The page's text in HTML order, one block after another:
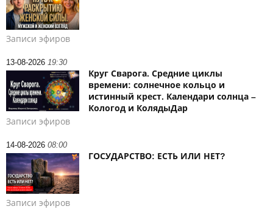
Записи эфиров
13-08-2026 19:30
Круг Сварога. Средние циклы
времени: солнечное кольцо и
истинный крест. Календари солнца –
Кологод и КолядыДар
Записи эфиров
14-08-2026 08:00
ГОСУДАРСТВО: ЕСТЬ ИЛИ НЕТ?
Записи эфиров